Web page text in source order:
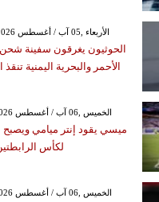
GMT 21:57 2026 الأربعاء ,05 آب / أغسطس
الحوثيون يغرقون سفينة شحن
الأحمر والبحرية اليمنية
GMT 11:27 2026 الخميس ,06 آب / أغسطس
ميسي يقود إنتر ميامي ويصبح
لكأس
GMT 11:48 2026 الخميس ,06 آب / أغسطس